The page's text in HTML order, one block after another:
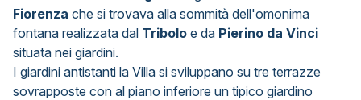
Fiorenza che si trovava alla sommità dell'omonima
fontana realizzata dal Tribolo e da Pierino da Vinci
situata nei giardini.
I giardini antistanti la Villa si sviluppano su tre terrazze
sovrapposte con al piano inferiore un tipico giardino